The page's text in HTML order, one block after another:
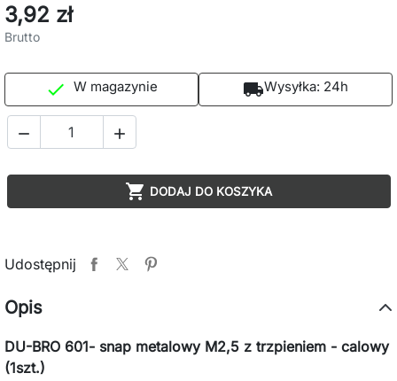
3,92 zł
Brutto
 W magazynie local_shippingWysyłka: 24h
 
 DODAJ DO KOSZYKA
Udostępnij
Opis
DU-BRO 601- snap metalowy M2,5 z trzpieniem - calowy
(1szt.)